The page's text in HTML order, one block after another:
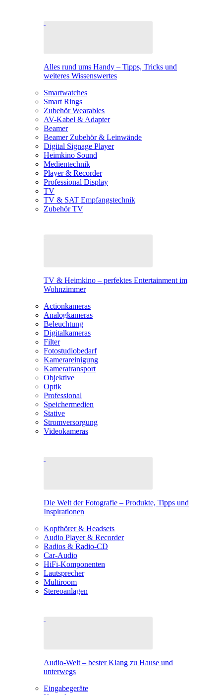
Alles rund ums Handy – Tipps, Tricks und
weiteres Wissenswertes
Smartwatches
Smart Rings
Zubehör Wearables
AV-Kabel & Adapter
Beamer
Beamer Zubehör & Leinwände
Digital Signage Player
Heimkino Sound
Medientechnik
Player & Recorder
Professional Display
TV
TV & SAT Empfangstechnik
Zubehör TV
TV & Heimkino – perfektes Entertainment im
Wohnzimmer
Actionkameras
Analogkameras
Beleuchtung
Digitalkameras
Filter
Fotostudiobedarf
Kamerareinigung
Kameratransport
Objektive
Optik
Professional
Speichermedien
Stative
Stromversorgung
Videokameras
Die Welt der Fotografie – Produkte, Tipps und
Inspirationen
Kopfhörer & Headsets
Audio Player & Recorder
Radios & Radio-CD
Car-Audio
HiFi-Komponenten
Lautsprecher
Multiroom
Stereoanlagen
Audio-Welt – bester Klang zu Hause und
unterwegs
Eingabegeräte